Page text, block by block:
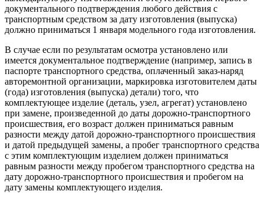
документального подтверждения любого действия с
транспортным средством за дату изготовления (выпуска)
должно приниматься 1 января модельного года изготовления.
В случае если по результатам осмотра установлено или
имеется документальное подтверждение (например, запись в
паспорте транспортного средства, оплаченный заказ-наряд
авторемонтной организации, маркировка изготовителем даты
(года) изготовления (выпуска) детали) того, что
комплектующее изделие (деталь, узел, агрегат) установлено
при замене, произведенной до даты дорожно-транспортного
происшествия, его возраст должен приниматься равным
разности между датой дорожно-транспортного происшествия
и датой предыдущей замены, а пробег транспортного средства
с этим комплектующим изделием должен приниматься
равным разности между пробегом транспортного средства на
дату дорожно-транспортного происшествия и пробегом на
дату замены комплектующего изделия.